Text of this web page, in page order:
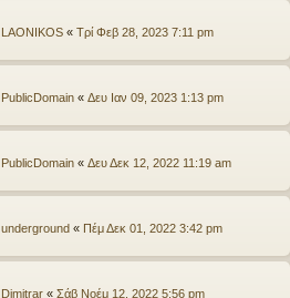
LAONIKOS « Τρί Φεβ 28, 2023 7:11 pm
PublicDomain « Δευ Ιαν 09, 2023 1:13 pm
PublicDomain « Δευ Δεκ 12, 2022 11:19 am
underground « Πέμ Δεκ 01, 2022 3:42 pm
Dimitrar « Σάβ Νοέμ 12, 2022 5:56 pm